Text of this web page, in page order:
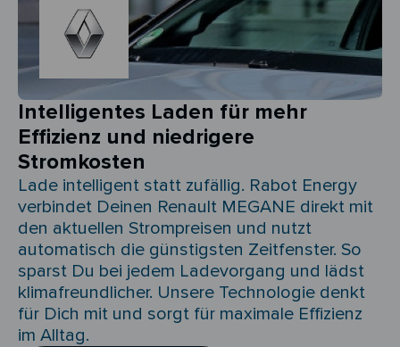
Intelligentes Laden für mehr
Effizienz und niedrigere
Stromkosten
Lade intelligent statt zufällig. Rabot Energy
verbindet Deinen Renault MEGANE direkt mit
den aktuellen Strompreisen und nutzt
automatisch die günstigsten Zeitfenster. So
sparst Du bei jedem Ladevorgang und lädst
klimafreundlicher. Unsere Technologie denkt
für Dich mit und sorgt für maximale Effizienz
im Alltag.